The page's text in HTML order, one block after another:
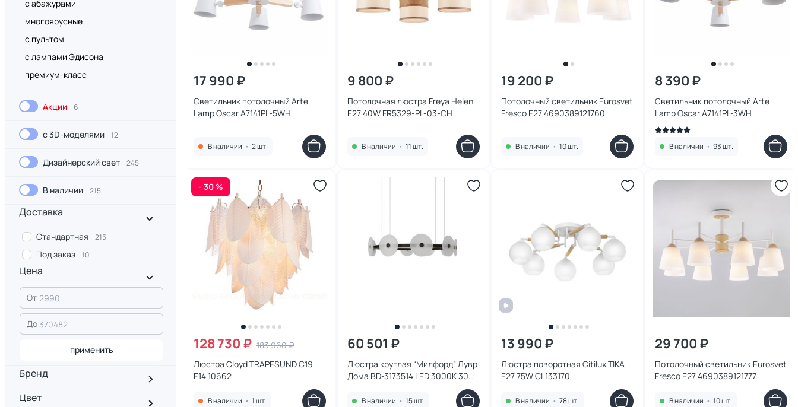
с абажурами
многоярусные
с пультом
с лампами Эдисона
премиум-класс
Акции 6
с 3D-моделями 12
Дизайнерский свет 245
В наличии 215
Доставка
Стандартная 215
Под заказ 10
Цена
От
До
применить
Бренд
Цвет
17 990 ₽
Светильник потолочный Arte
Lamp Oscar A7141PL-5WH
В наличии • 2 шт.
9 800 ₽
Потолочная люстра Freya Helen
E27 40W FR5329-PL-03-CH
В наличии • 11 шт.
19 200 ₽
Потолочный светильник Eurosvet
Fresco E27 4690389121760
В наличии • 10 шт.
8 390 ₽
Светильник потолочный Arte
Lamp Oscar A7141PL-3WH
В наличии • 93 шт.
- 30 %
128 730 ₽ 183 960 ₽
Люстра Cloyd TRAPESUND C19
E14 10662
В наличии • 1 шт.
60 501 ₽
Люстра круглая “Милфорд” Лувр
Дома BD-3173514 LED 3000K 30W
В наличии • 15 шт.
13 990 ₽
Люстра поворотная Citilux TIKA
E27 75W CL133170
В наличии • 78 шт.
29 700 ₽
Потолочный светильник Eurosvet
Fresco E27 4690389121777
В наличии • 10 шт.